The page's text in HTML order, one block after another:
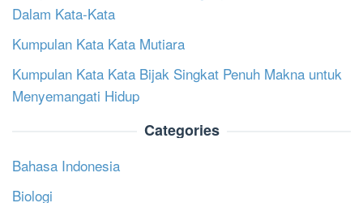
Dalam Kata-Kata
Kumpulan Kata Kata Mutiara
Kumpulan Kata Kata Bijak Singkat Penuh Makna untuk
Menyemangati Hidup
Categories
Bahasa Indonesia
Biologi